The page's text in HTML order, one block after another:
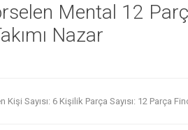
Mental 12
Nazar
Kişi Sayısı: 6 Kişilik Parça Sayısı: 12 Parça